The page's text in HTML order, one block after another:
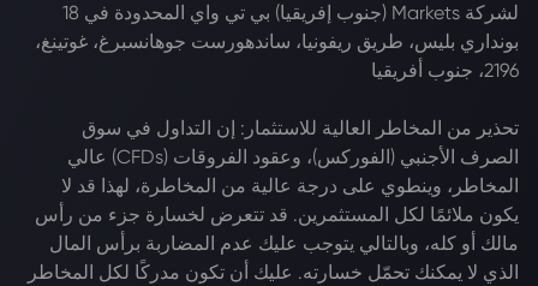
لشركة Markets (جنوب إفريقيا) بي تي واي المحدودة في 18
بونداري بليس، طريق ريفونيا، ساندهورست جوهانسبرغ، غوتينغ،
2196، جنوب أفريقيا
تحذير من المخاطر العالية للاستثمار: إن التداول في سوق
الصرف الأجنبي (الفوركس)، وعقود الفروقات (CFDs) عالي
المخاطر، وينطوي على درجة عالية من المخاطرة، لهذا قد لا
يكون ملائمًا لكل المستثمرين. قد تتعرض لخسارة جزء من رأس
مالك أو كله، وبالتالي يتوجب عليك عدم المضاربة برأس المال
الذي لا يمكنك تحمّل خسارته. عليك أن تكون مدركًا لكل المخاطر